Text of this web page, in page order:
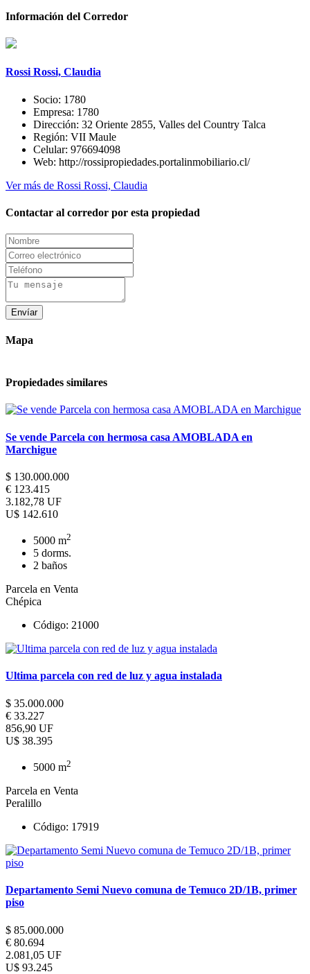
Información del Corredor
Rossi Rossi, Claudia
Socio: 1780
Empresa: 1780
Dirección: 32 Oriente 2855, Valles del Country Talca
Región: VII Maule
Celular: 976694098
Web: http://rossipropiedades.portalinmobiliario.cl/
Ver más de Rossi Rossi, Claudia
Contactar al corredor por esta propiedad
Envíar
Mapa
Propiedades similares
Se vende Parcela con hermosa casa AMOBLADA en
Marchigue
$ 130.000.000
€ 123.415
3.182,78 UF
U$ 142.610
5000 m2
5 dorms.
2 baños
Parcela en Venta
Chépica
Código: 21000
Ultima parcela con red de luz y agua instalada
$ 35.000.000
€ 33.227
856,90 UF
U$ 38.395
5000 m2
Parcela en Venta
Peralillo
Código: 17919
Departamento Semi Nuevo comuna de Temuco 2D/1B, primer
piso
$ 85.000.000
€ 80.694
2.081,05 UF
U$ 93.245